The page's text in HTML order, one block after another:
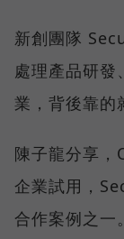
新創團隊
處理產品研發
業，背後靠的
陳子龍分享，
企業試用，
合作案例之一